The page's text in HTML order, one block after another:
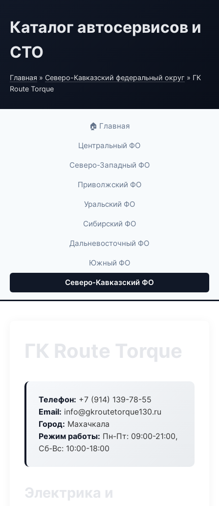
Каталог автосервисов и
СТО
Главная » Северо-Кавказский федеральный округ » ГК
Route Torque
🏠 Главная
Центральный ФО
Северо-Западный ФО
Приволжский ФО
Уральский ФО
Сибирский ФО
Дальневосточный ФО
Южный ФО
Северо-Кавказский ФО
ГК Route Torque
Телефон: +7 (914) 139-78-55
Email: info@gkroutetorque130.ru
Город: Махачкала
Режим работы: Пн-Пт: 09:00-21:00,
Сб-Вс: 10:00-18:00
Электрика и